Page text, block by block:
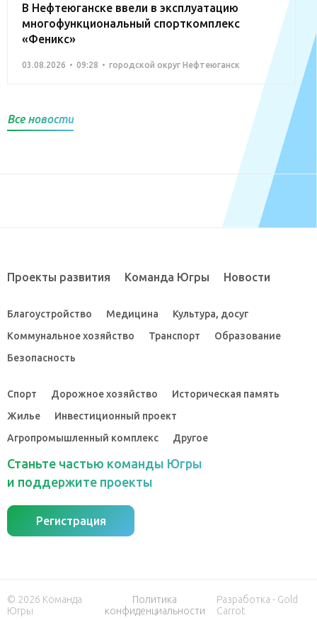
В Нефтеюганске ввели в эксплуатацию
многофункциональный спорткомплекс
«Феникс»
03.08.2026 09:28 городской округ Нефтеюганск
Все новости
Проекты развития Команда Югры Новости
Благоустройство Медицина
Культура, досуг
Коммунальное хозяйство
Транспорт
Образование
Безопасность
Спорт Дорожное хозяйство
Историческая память
Жилье
Инвестиционный проект
Агропромышленный комплекс
Другое
Станьте частью команды Югры
и поддержите проекты
Регистрация
© 2026 Команда
Югры
Политика
конфиденциальности
Разработка - Gold
Carrot